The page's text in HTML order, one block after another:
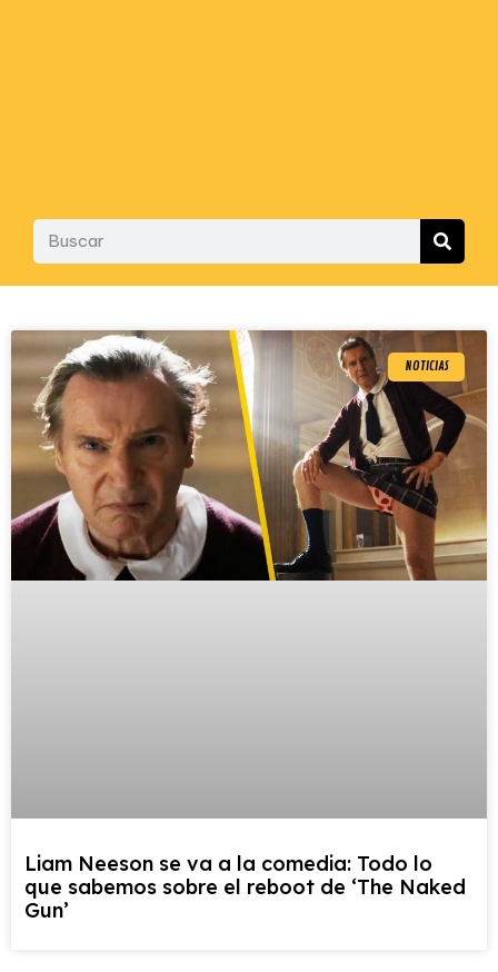
NOTICIAS
Liam Neeson se va a la comedia: Todo lo
que sabemos sobre el reboot de ‘The Naked
Gun’